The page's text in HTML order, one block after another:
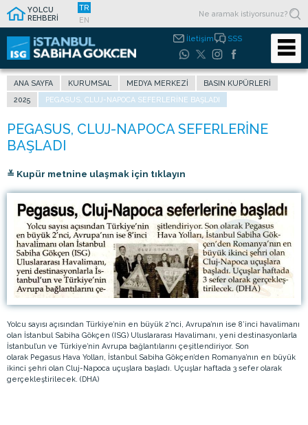
YOLCU
REHBERİ
TR
EN
İletişim SSS
ANA SAYFA KURUMSAL MEDYA MERKEZI
BASIN KUPÜRLERI
2025
PEGASUS, CLUJ-NAPOCA SEFERLERINE BAŞLADI
≚ Kupür metnine ulaşmak için tıklayın
Yolcu sayısı açısından Türkiye’nin en büyük 2’nci, Avrupa’nın ise 8’inci havalimanı
olan İstanbul Sabiha Gökçen (ISG) Uluslararası Havalimanı, yeni destinasyonlarla
İstanbul’un ve Türkiye’nin Avrupa bağlantılarını çeşitlendiriyor. Son
olarak Pegasus Hava Yolları, İstanbul Sabiha Gökçen’den Romanya’nın en büyük
ikinci şehri olan Cluj-Napoca uçuşlara başladı. Uçuşlar haftada 3 sefer olarak
gerçekleştirilecek. (DHA)